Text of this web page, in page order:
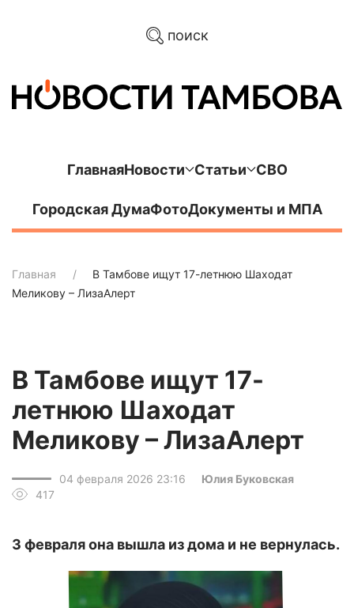
поиск
ГлавнаяНовости Статьи СВО
Городская ДумаФотоДокументы и МПА
Главная
В Тамбове ищут 17-летнюю Шаходат
Меликову – ЛизаАлерт
В Тамбове ищут 17-
летнюю Шаходат
Меликову – ЛизаАлерт
04 февраля 2026 23:16
Юлия Буковская
417
3 февраля она вышла из дома и не вернулась.